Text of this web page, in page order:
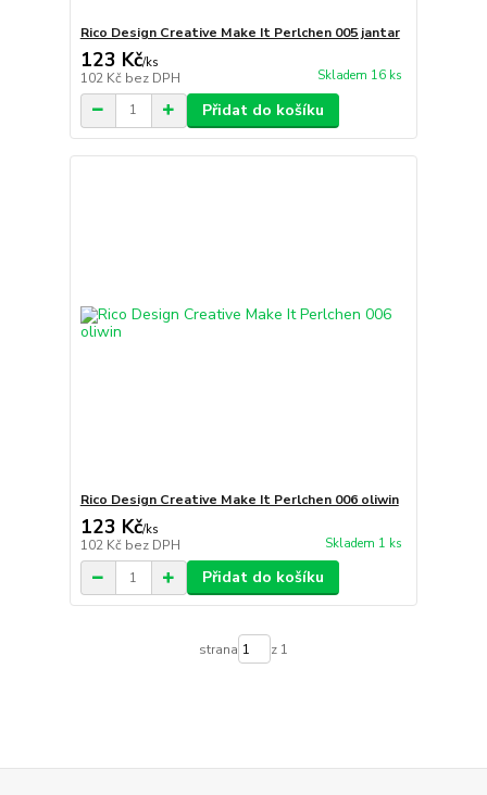
Rico Design Creative Make It Perlchen 005 jantar
123 Kč/ks
102 Kč bez DPH Skladem 16 ks
Přidat do košíku
Rico Design Creative Make It Perlchen 006 oliwin
123 Kč/ks
102 Kč bez DPH Skladem 1 ks
Přidat do košíku
strana z 1